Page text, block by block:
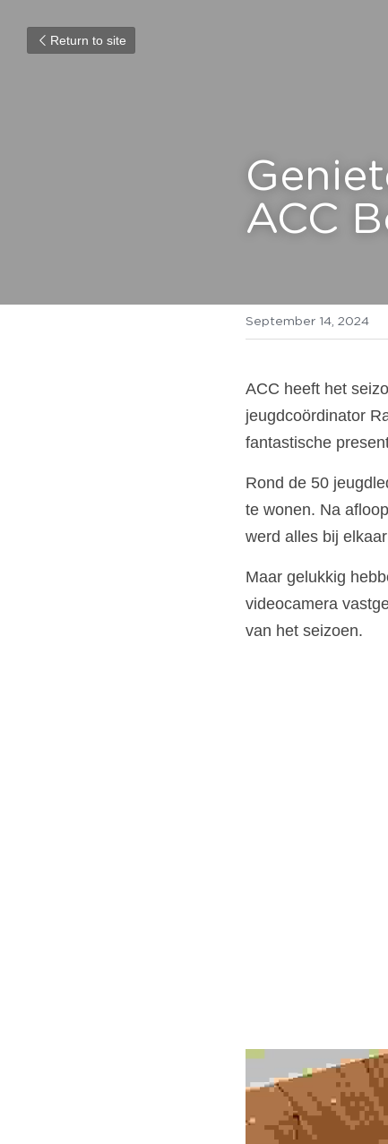
Return to site
ACC
September 14, 2024
ACC heeft het
jeugdcoördinator
fantastische
Rond de 50
te wonen. Na
werd alles bij
Maar gelukkig
videocamera
van het seizoen.